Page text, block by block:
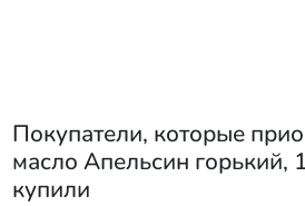
Покупатели, которые
масло Апельсин горький,
купили